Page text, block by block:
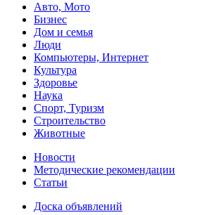
Авто, Мото
Бизнес
Дом и семья
Люди
Компьютеры, Интернет
Культура
Здоровье
Наука
Спорт, Туризм
Строительство
Животные
Новости
Методические рекомендации
Статьи
Доска объявлений